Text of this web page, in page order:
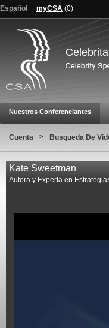
Español myCSA (0)
Nuestros Conferenciantes
Cuenta > Busqueda De
Kate Sweetman
Autora y Experta en